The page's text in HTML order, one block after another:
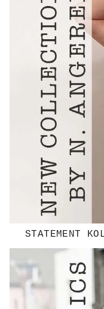
STATEMENT